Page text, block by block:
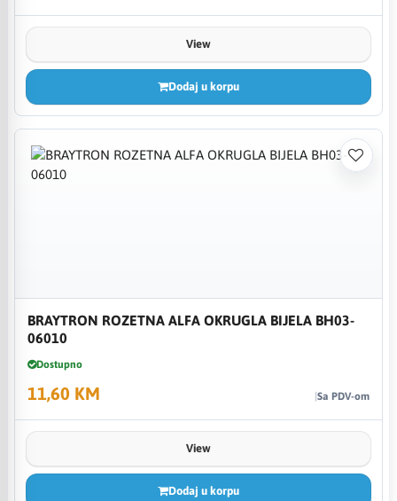
View
Dodaj u korpu
BRAYTRON ROZETNA ALFA OKRUGLA BIJELA BH03-
06010
Dostupno
11,60 KM Sa PDV-om
View
Dodaj u korpu